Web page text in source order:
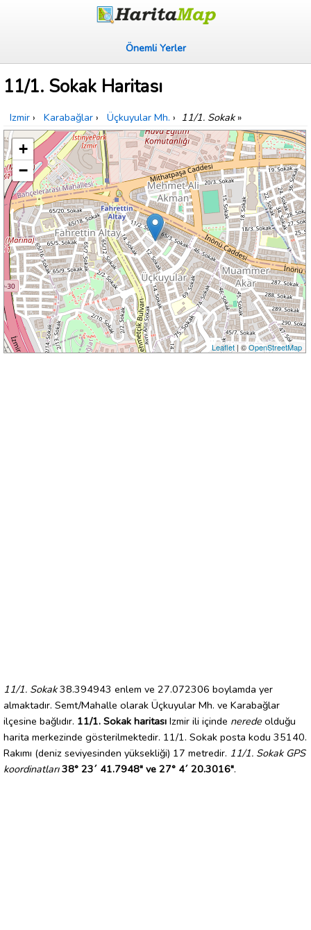
Önemli Yerler
11/1. Sokak Haritası
Izmir › Karabağlar › Üçkuyular Mh. › 11/1. Sokak»
+
−
Leaflet| ©OpenStreetMap
11/1. Sokak38.394943 enlem ve 27.072306 boylamda yer
almaktadır. Semt/Mahalle olarak Üçkuyular Mh. ve Karabağlar
ilçesine bağlıdır. 11/1. Sokak haritası Izmir ili içinde nerede olduğu
harita merkezinde gösterilmektedir. 11/1. Sokak posta kodu 35140.
Rakımı (deniz seviyesinden yüksekliği) 17 metredir. 11/1. Sokak GPS
koordinatları 38° 23´ 41.7948" ve 27° 4´ 20.3016".